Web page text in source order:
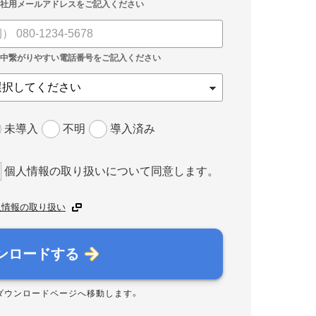
未導入 不明 導入済み
個人情報の取り扱いについて同意します。
報の取り扱い
ロードする
ウンロードページへ移動します。